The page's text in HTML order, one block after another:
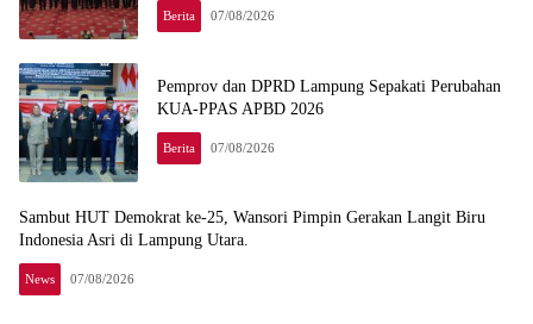
Berita 07/08/2026
Pemprov dan DPRD Lampung Sepakati Perubahan
KUA-PPAS APBD 2026
Berita 07/08/2026
Sambut HUT Demokrat ke-25, Wansori Pimpin Gerakan Langit Biru
Indonesia Asri di Lampung Utara.
News 07/08/2026